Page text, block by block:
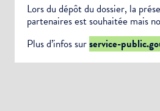
Lors du dépôt du dossier, la
partenaires est souhaitée mais
Plus d’infos surservice-